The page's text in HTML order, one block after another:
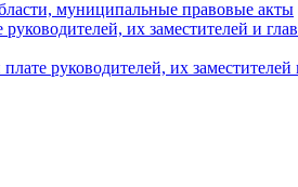
муниципальные правовые акты
их заместителей и
руководителей, их